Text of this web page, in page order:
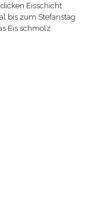
Eisschicht
bis zum Stefanstag
Eis schmolz